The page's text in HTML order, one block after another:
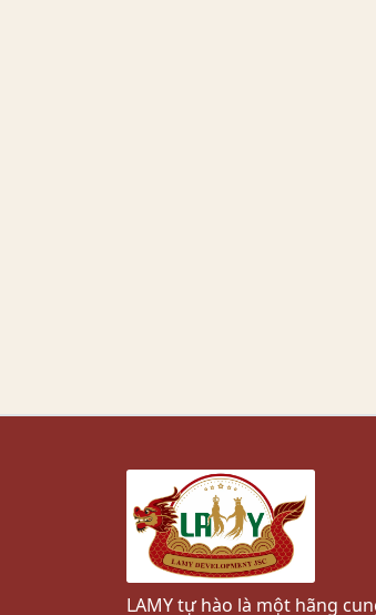
LAMY tự hào là một hãng